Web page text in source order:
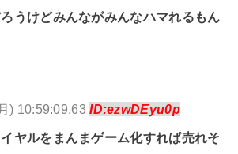
うけどみんながみんなハマれるもん
) 10:59:09.63ID:ezwDEyu0p
ヤルをまんまゲーム化すれば売れそ